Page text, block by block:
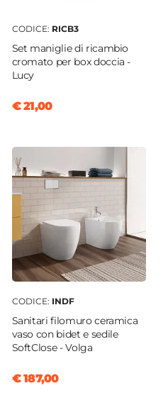
CODICE: RICB3
Set maniglie di ricambio
cromato per box doccia -
Lucy
€ 21,00
CODICE: INDF
Sanitari filomuro ceramica
vaso con bidet e sedile
SoftClose - Volga
€ 187,00